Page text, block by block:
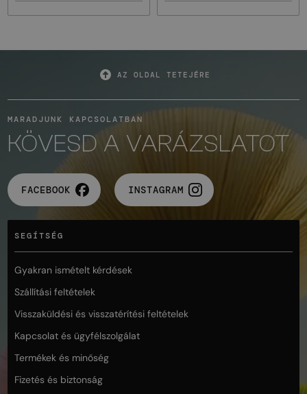
AZ OLDAL TETEJÉRE
MARADJUNK KAPCSOLATBAN
KÖVESD A VARÁZSLATOT
FACEBOOK INSTAGRAM
SEGÍTSÉG
Gyakran ismételt kérdések
Szállítási feltételek
Visszaküldési és visszatérítési feltételek
Kapcsolat és ügyfélszolgálat
Termékek és minőség
Fizetés és biztonság